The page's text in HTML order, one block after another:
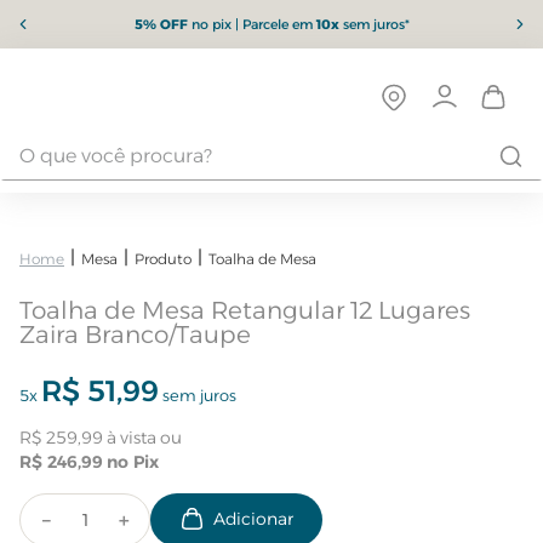
5% OFFno pix | Parcele em10xsem juros*
Mesa Produto Toalha de Mesa
Toalha de Mesa Retangular 12 Lugares
Zaira Branco/Taupe
5x R$ 51,99 sem juros
R$ 259,99
R$ 246,99
＋
－